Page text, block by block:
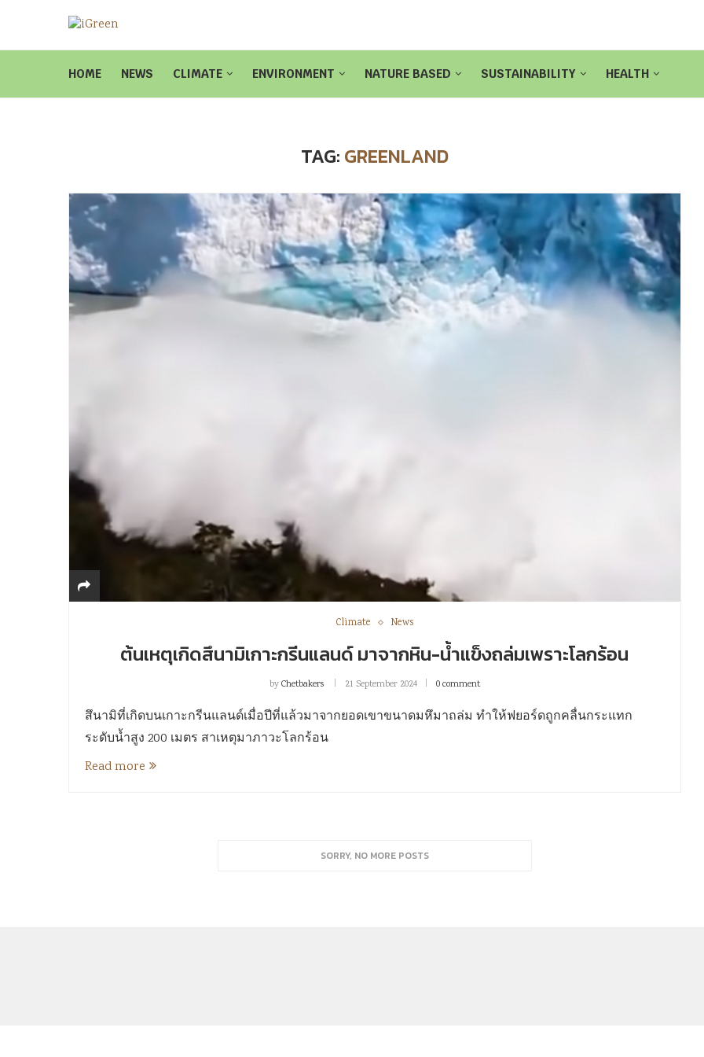
HOME NEWS CLIMATE ENVIRONMENT NATURE BASED SUSTAINABILITY HEALTH
TAG: GREENLAND
Climate News
ต้นเหตุเกิดสึนามิเกาะกรีนแลนด์ มาจากหิน-น้ำแข็งถล่มเพราะโลกร้อน
byChetbakers 21 September 2024 0 comment
สึนามิที่เกิดบนเกาะกรีนแลนด์เมื่อปีที่แล้วมาจากยอดเขาขนาดมหึมาถล่ม ทำให้ฟยอร์ดถูกคลื่นกระแทก
ระดับน้ำสูง 200 เมตร สาเหตุมาภาวะโลกร้อน
Read more
SORRY, NO MORE POSTS